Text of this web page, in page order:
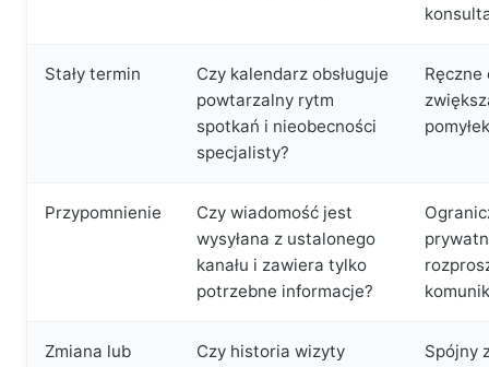
Stały termin
Czy kalendarz obsługuje
powtarzalny rytm
spotkań i nieobecności
specjalisty?
Przypomnienie
Czy wiadomość jest
wysyłana z ustalonego
kanału i zawiera tylko
potrzebne informacje?
Zmiana lub Czy historia wizyty Spójny